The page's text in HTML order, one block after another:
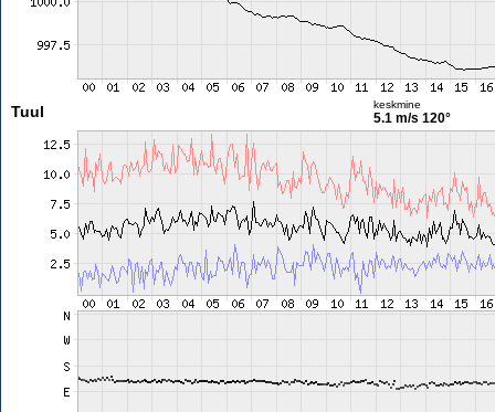
Tuul keskmine
5.1 m/s 120°